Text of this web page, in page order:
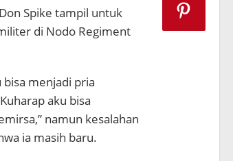
Spike tampil untuk
di Nodo Regiment
bisa menjadi pria
aku bisa
namun kesalahan
ia masih baru.